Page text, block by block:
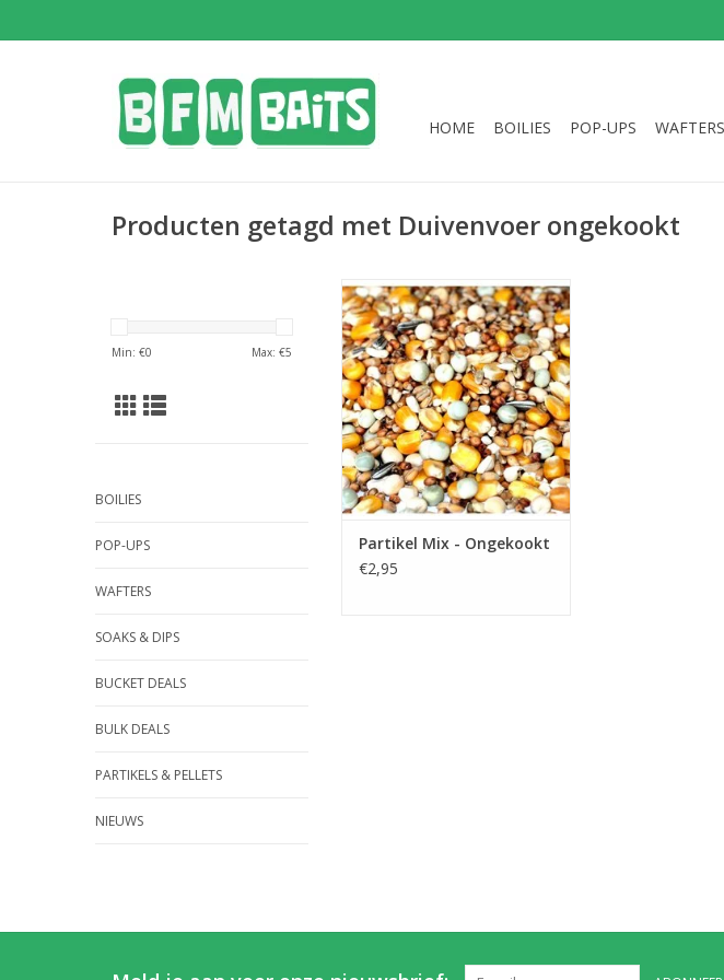
HOME BOILIES POP-UPS WAFTERS
Producten getagd met Duivenvoer ongekookt
Min: €0 Max: €5
BOILIES
POP-UPS
WAFTERS
SOAKS & DIPS
BUCKET DEALS
BULK DEALS
PARTIKELS & PELLETS
NIEUWS
Deze mix aan partikels werkt snel
bij het opstarten van een
voersessie en goed te
combineren met andere partikels
of boilies.
TOEVOEGEN AAN WINKELWAGEN
Partikel Mix - Ongekookt
€2,95